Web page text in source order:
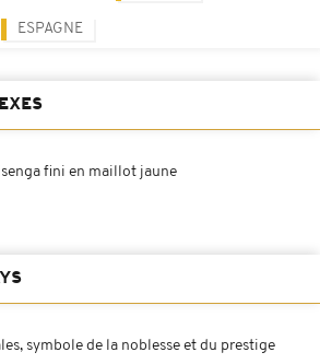
ESPAGNE
fini en maillot jaune
symbole de la noblesse et du prestige